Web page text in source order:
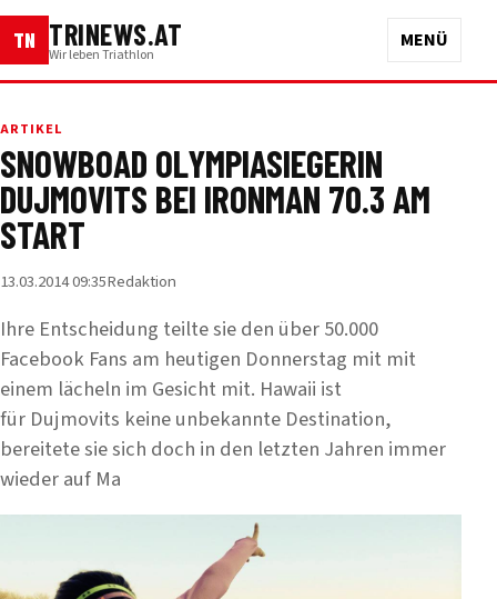
TN TRINEWS.AT
Wir leben Triathlon
MENÜ
ARTIKEL
SNOWBOAD OLYMPIASIEGERIN
DUJMOVITS BEI IRONMAN 70.3 AM
START
13.03.2014 09:35Redaktion
Ihre Entscheidung teilte sie den über 50.000
Facebook Fans am heutigen Donnerstag mit mit
einem lächeln im Gesicht mit. Hawaii ist
für Dujmovits keine unbekannte Destination,
bereitete sie sich doch in den letzten Jahren immer
wieder auf Ma